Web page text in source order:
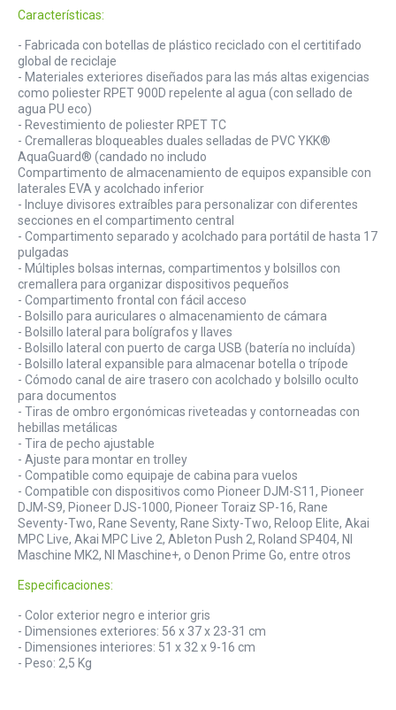
Características:
- Fabricada con botellas de plástico reciclado con el certitifado
global de reciclaje
- Materiales exteriores diseñados para las más altas exigencias
como poliester RPET 900D repelente al agua (con sellado de
agua PU eco)
- Revestimiento de poliester RPET TC
- Cremalleras bloqueables duales selladas de PVC YKK®
AquaGuard® (candado no includo
Compartimento de almacenamiento de equipos expansible con
laterales EVA y acolchado inferior
- Incluye divisores extraíbles para personalizar con diferentes
secciones en el compartimento central
- Compartimento separado y acolchado para portátil de hasta 17
pulgadas
- Múltiples bolsas internas, compartimentos y bolsillos con
cremallera para organizar dispositivos pequeños
- Compartimento frontal con fácil acceso
- Bolsillo para auriculares o almacenamiento de cámara
- Bolsillo lateral para bolígrafos y llaves
- Bolsillo lateral con puerto de carga USB (batería no incluída)
- Bolsillo lateral expansible para almacenar botella o trípode
- Cómodo canal de aire trasero con acolchado y bolsillo oculto
para documentos
- Tiras de ombro ergonómicas riveteadas y contorneadas con
hebillas metálicas
- Tira de pecho ajustable
- Ajuste para montar en trolley
- Compatible como equipaje de cabina para vuelos
- Compatible con dispositivos como Pioneer DJM-S11, Pioneer
DJM-S9, Pioneer DJS-1000, Pioneer Toraiz SP-16, Rane
Seventy-Two, Rane Seventy, Rane Sixty-Two, Reloop Elite, Akai
MPC Live, Akai MPC Live 2, Ableton Push 2, Roland SP404, NI
Maschine MK2, NI Maschine+, o Denon Prime Go, entre otros
Especificaciones:
- Color exterior negro e interior gris
- Dimensiones exteriores: 56 x 37 x 23-31 cm
- Dimensiones interiores: 51 x 32 x 9-16 cm
- Peso: 2,5 Kg